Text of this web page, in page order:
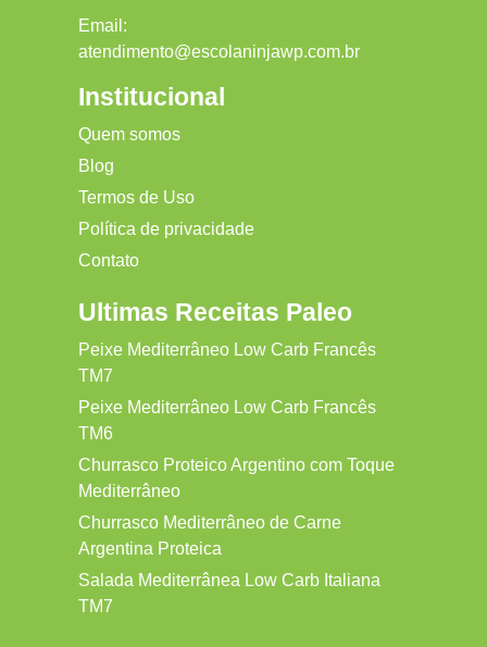
Email:
atendimento@escolaninjawp.com.br
Institucional
Quem somos
Blog
Termos de Uso
Política de privacidade
Contato
Ultimas Receitas Paleo
Peixe Mediterrâneo Low Carb Francês
TM7
Peixe Mediterrâneo Low Carb Francês
TM6
Churrasco Proteico Argentino com Toque
Mediterrâneo
Churrasco Mediterrâneo de Carne
Argentina Proteica
Salada Mediterrânea Low Carb Italiana
TM7